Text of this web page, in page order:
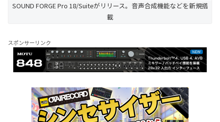
SOUND FORGE Pro 18/Suiteがリリース。音声合成機能などを新規搭
載
スポンサーリンク